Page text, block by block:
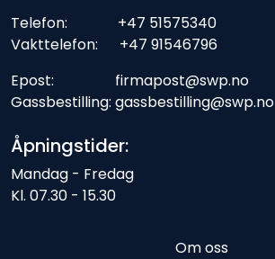
Telefon: +47 51575340
Vakttelefon: +47 91546796
Epost: firmapost@swp.no
Gassbestilling: gassbestilling@swp.no
Åpningstider:
Mandag - Fredag
Kl. 07.30 - 15.30
Om oss